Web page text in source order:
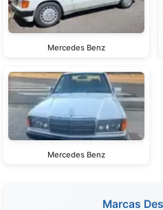
Mercedes Benz
Mercedes Benz
Marcas